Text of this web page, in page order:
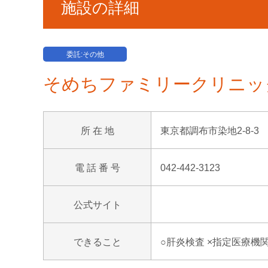
施設の詳細
委託:その他
そめちファミリークリニ
所 在 地 東京都調布市染地2-8-3
電 話 番 号 042-442-3123
公式サイト
できること ○肝炎検査 ×指定医療機